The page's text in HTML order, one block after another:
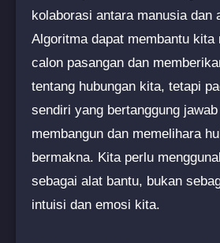
kolaborasi antara manusia dan
Algoritma dapat membantu kita
calon pasangan dan
tentang hubungan kita, tetapi
sendiri yang bertanggung
membangun dan memelihara
bermakna. Kita perlu
sebagai alat bantu, bukan
intuisi dan emosi kita.